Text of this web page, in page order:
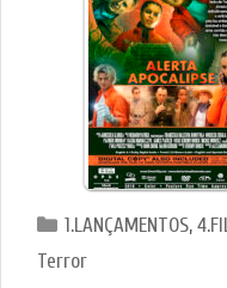
Categorias
1.LANÇAMENTOS,
Terror